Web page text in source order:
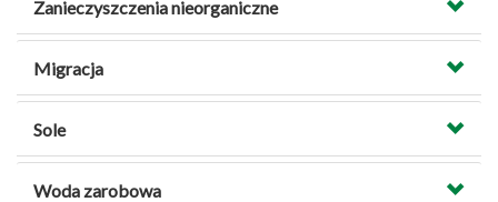
Zanieczyszczenia nieorganiczne
Migracja
Sole
Woda zarobowa